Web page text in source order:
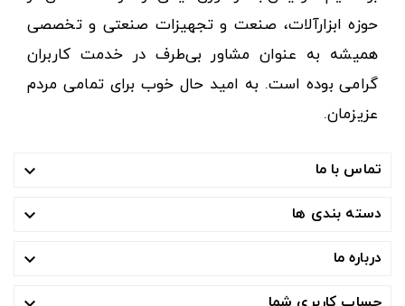
حوزه ابزارآلات، صنعت و تجهیزات صنعتی و تخصصی
همیشه به عنوان مشاور بی‌طرف در خدمت کاربران
گرامی بوده است. به امید حال خوب برای تمامی مردم
عزیزمان.
تماس با ما 
دسته بندی ها 
درباره ما 
حساب کاربری شما